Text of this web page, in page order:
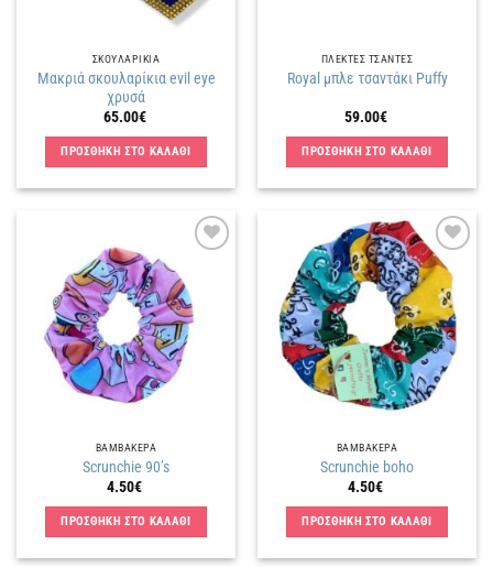
ΣΚΟΥΛΑΡΙΚΙΑ
Mακριά σκουλαρίκια evil eye
χρυσά
65.00€
ΠΡΟΣΘΗΚΗ ΣΤΟ ΚΑΛΑΘΙ
ΠΛΕΚΤΕΣ ΤΣΑΝΤΕΣ
Royal μπλε τσαντάκι Puffy
59.00€
ΠΡΟΣΘΗΚΗ ΣΤΟ ΚΑΛΑΘΙ
Πρόσθήκη
στην
λίστα
επιθυμιών
ΒΑΜΒΑΚΕΡΑ
Scrunchie 90’s
4.50€
ΠΡΟΣΘΗΚΗ ΣΤΟ ΚΑΛΑΘΙ
Πρόσθήκη
στην
λίστα
επιθυμιών
ΒΑΜΒΑΚΕΡΑ
Scrunchie boho
4.50€
ΠΡΟΣΘΗΚΗ ΣΤΟ ΚΑΛΑΘΙ